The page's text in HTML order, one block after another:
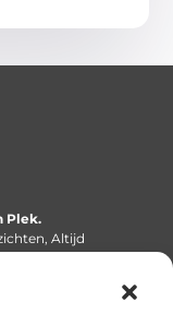
Plek.
Altijd